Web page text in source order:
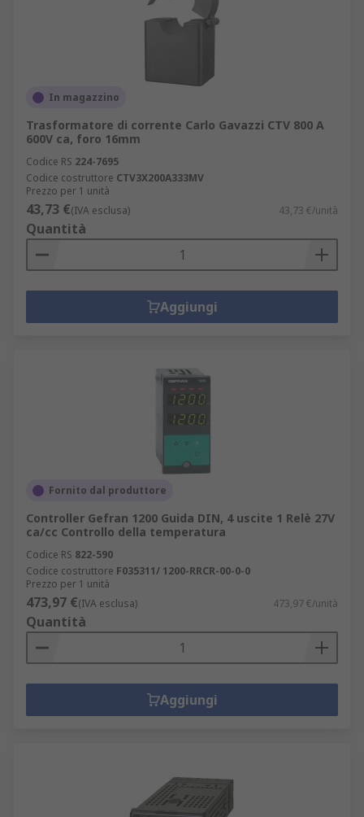
In magazzino
Trasformatore di corrente Carlo Gavazzi CTV 800 A
600V ca, foro 16mm
Codice RS 224-7695
Codice costruttore CTV3X200A333MV
Prezzo per 1 unità
43,73 €(IVA esclusa) 43,73 €/unità
Quantità
Aggiungi
Fornito dal produttore
Controller Gefran 1200 Guida DIN, 4 uscite 1 Relè 27V
ca/cc Controllo della temperatura
Codice RS 822-590
Codice costruttore F035311/ 1200-RRCR-00-0-0
Prezzo per 1 unità
473,97 €(IVA esclusa) 473,97 €/unità
Quantità
Aggiungi